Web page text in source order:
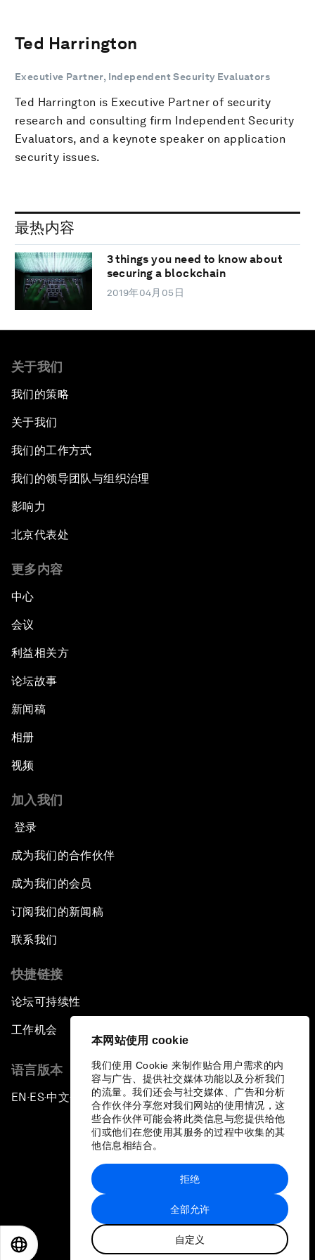
本网站使用 cookie
我们使用 Cookie 来制作贴合用户需求的内
容与广告、提供社交媒体功能以及分析我们
的流量。我们还会与社交媒体、广告和分析
合作伙伴分享您对我们网站的使用情况，这
些合作伙伴可能会将此类信息与您提供给他
们或他们在您使用其服务的过程中收集的其
他信息相结合。
全部允许
自定义
拒绝
Ted Harrington
Executive Partner, Independent Security Evaluators
Ted Harrington is Executive Partner of security
research and consulting firm Independent Security
Evaluators, and a keynote speaker on application
security issues.
最热内容
3 things you need to know about
securing a blockchain
2019年04月05日
关于我们
我们的策略
关于我们
我们的工作方式
我们的领导团队与组织治理
影响力
北京代表处
更多内容
中心
会议
利益相关方
论坛故事
新闻稿
相册
视频
加入我们
登录
成为我们的合作伙伴
成为我们的会员
订阅我们的新闻稿
联系我们
快捷链接
论坛可持续性
工作机会
语言版本
EN ▪ES▪中文▪ 日本語
站点地图
世界经济论坛